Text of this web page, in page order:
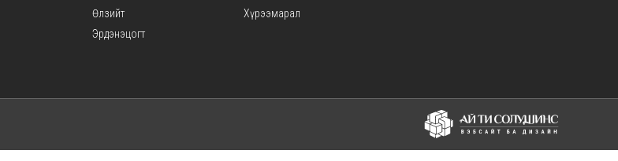
Өлзийт
Хүрээмарал
Эрдэнэцогт